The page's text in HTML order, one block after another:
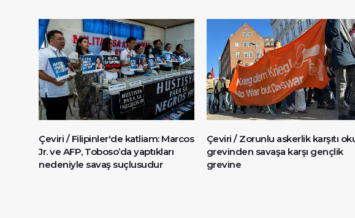
Çeviri / Filipinler'de katliam: Marcos
Jr. ve AFP, Toboso’da yaptıkları
nedeniyle savaş suçlusudur
Çeviri / Zorunlu askerlik karşıtı
grevinden savaşa karşı gençlik
grevine